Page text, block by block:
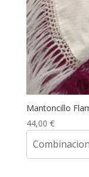
Mantoncillo
44,00 €